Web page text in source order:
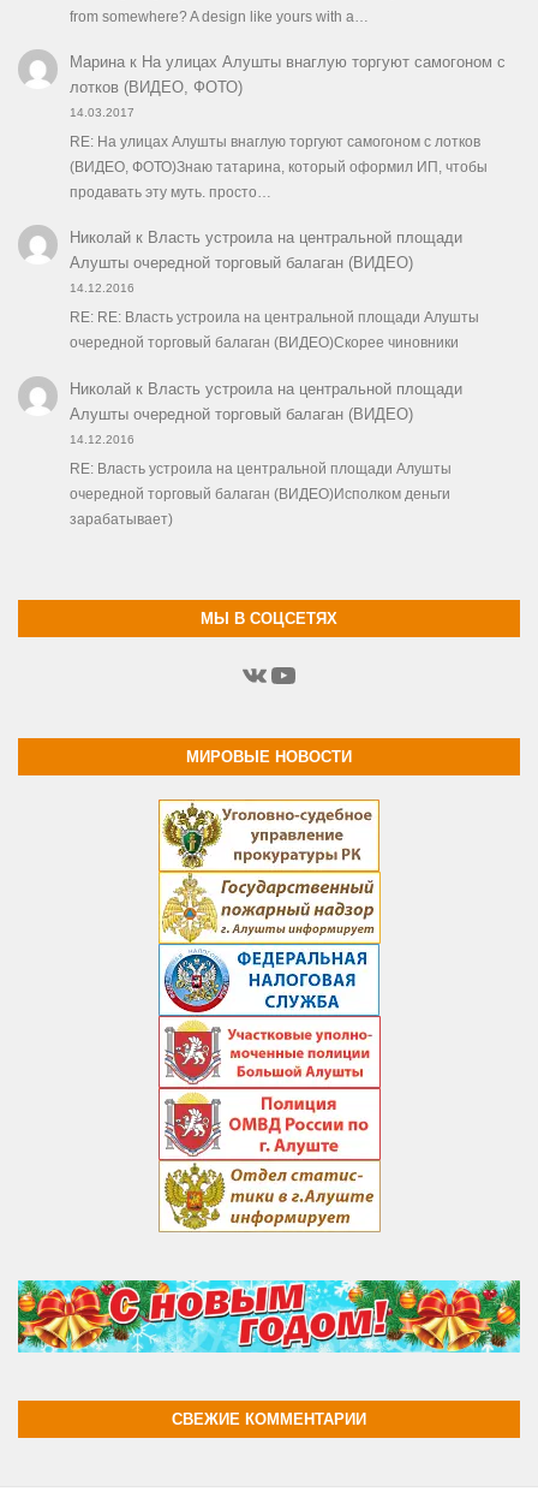
from somewhere? A design like yours with a…
Маринак На улицах Алушты внаглую торгуют самогоном с
лотков (ВИДЕО, ФОТО)
14.03.2017
RE: На улицах Алушты внаглую торгуют самогоном с лотков
(ВИДЕО, ФОТО)Знаю татарина, который оформил ИП, чтобы
продавать эту муть. просто…
Николайк Власть устроила на центральной площади
Алушты очередной торговый балаган (ВИДЕО)
14.12.2016
RE: RE: Власть устроила на центральной площади Алушты
очередной торговый балаган (ВИДЕО)Скорее чиновники
Николайк Власть устроила на центральной площади
Алушты очередной торговый балаган (ВИДЕО)
14.12.2016
RE: Власть устроила на центральной площади Алушты
очередной торговый балаган (ВИДЕО)Исполком деньги
зарабатывает)
МЫ В СОЦСЕТЯХ
ВКонтакте
YouTube
МИРОВЫЕ НОВОСТИ
СВЕЖИЕ КОММЕНТАРИИ